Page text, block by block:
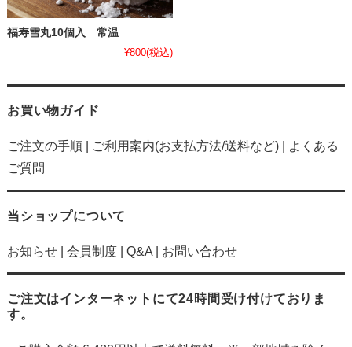
福寿雪丸10個入 常温
¥800(税込)
お買い物ガイド
ご注文の手順| ご利用案内(お支払方法/送料など)|
よくある
ご質問
当ショップについて
お知らせ| 会員制度| Q&A| お問い合わせ
ご注文はインターネットにて24時間受け付けておりま
す。